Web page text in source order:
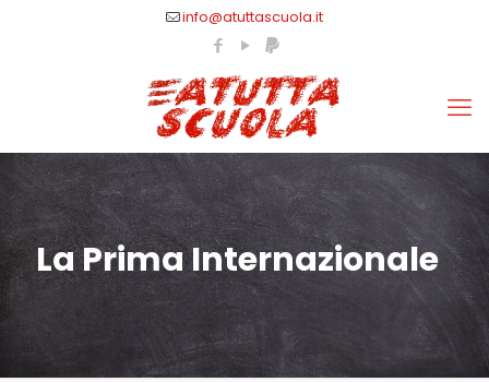
info@atuttascuola.it
La Prima Internazionale